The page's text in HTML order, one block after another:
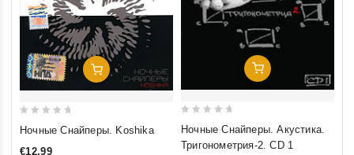
Добавить В Корзину
Ночные Снайперы. Koshika
€12,99
Добавить В Корзину
Ночные Снайперы. Акустика.
Тригонометрия-2. CD 1